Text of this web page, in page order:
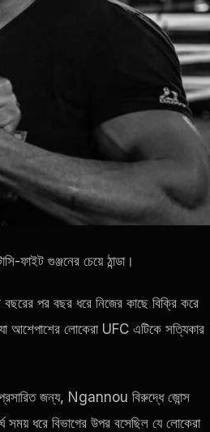
ফাইট গুঞ্জনের চেয়ে ঠান্ডা।
পর বছর ধরে নিজের কাছে বিক্রি করে
আশেপাশের লোকেরা UFC এটিকে সত্যিকার
প্রসারিত জন্য, Ngannou বিরুদ্ধে জোন্স
ধরে বিভাগের উপর বসেছিল যে লোকেরা